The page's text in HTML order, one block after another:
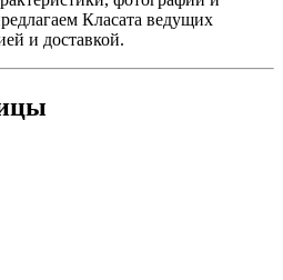
Класата ведущих
и доставкой.